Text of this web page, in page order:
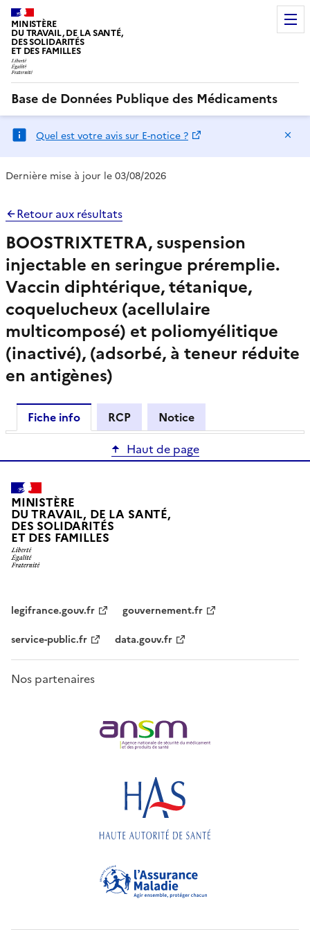
MINISTÈRE
DU TRAVAIL, DE LA SANTÉ,
DES SOLIDARITÉS
ET DES FAMILLES
Base de Données Publique des Médicaments
Quel est votre avis sur E-notice ?
Dernière mise à jour le 03/08/2026
Retour aux résultats
BOOSTRIXTETRA, suspension
injectable en seringue préremplie.
Vaccin diphtérique, tétanique,
coquelucheux (acellulaire
multicomposé) et poliomyélitique
(inactivé), (adsorbé, à teneur réduite
en antigènes)
Fiche info RCP
Notice
Haut de page
MINISTÈRE
DU TRAVAIL, DE LA SANTÉ,
DES SOLIDARITÉS
ET DES FAMILLES
legifrance.gouv.fr
gouvernement.fr
service-public.fr
data.gouv.fr
Nos partenaires